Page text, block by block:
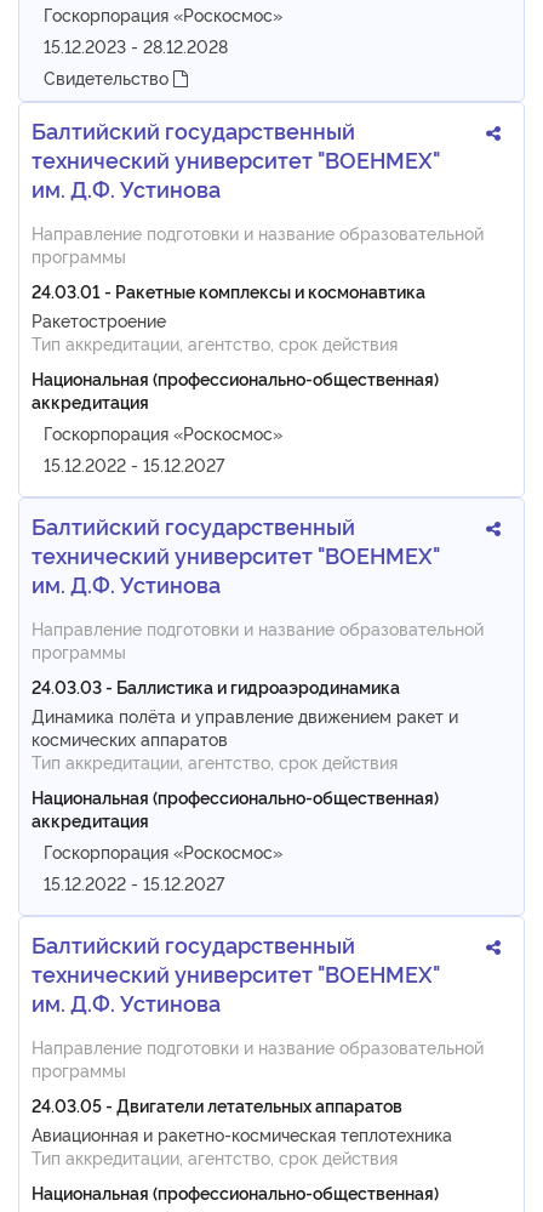
Госкорпорация «Роскосмос»
15.12.2023 - 28.12.2028
Свидетельство
Балтийский государственный
технический университет "ВОЕНМЕХ"
им. Д.Ф. Устинова
Направление подготовки и название образовательной
программы
24.03.01 - Ракетные комплексы и космонавтика
Ракетостроение
Тип аккредитации, агентство, срок действия
Национальная (профессионально-общественная)
аккредитация
Госкорпорация «Роскосмос»
15.12.2022 - 15.12.2027
Балтийский государственный
технический университет "ВОЕНМЕХ"
им. Д.Ф. Устинова
Направление подготовки и название образовательной
программы
24.03.03 - Баллистика и гидроаэродинамика
Динамика полёта и управление движением ракет и
космических аппаратов
Тип аккредитации, агентство, срок действия
Национальная (профессионально-общественная)
аккредитация
Госкорпорация «Роскосмос»
15.12.2022 - 15.12.2027
Балтийский государственный
технический университет "ВОЕНМЕХ"
им. Д.Ф. Устинова
Направление подготовки и название образовательной
программы
24.03.05 - Двигатели летательных аппаратов
Авиационная и ракетно-космическая теплотехника
Тип аккредитации, агентство, срок действия
Национальная (профессионально-общественная)